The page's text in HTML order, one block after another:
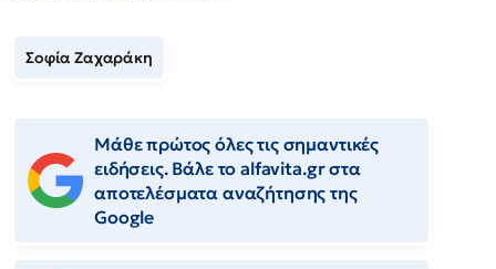
Σοφία Ζαχαράκη
Μάθε πρώτος όλες τις σημαντικές
ειδήσεις. Βάλε το alfavita.gr στα
αποτελέσματα αναζήτησης της
Google